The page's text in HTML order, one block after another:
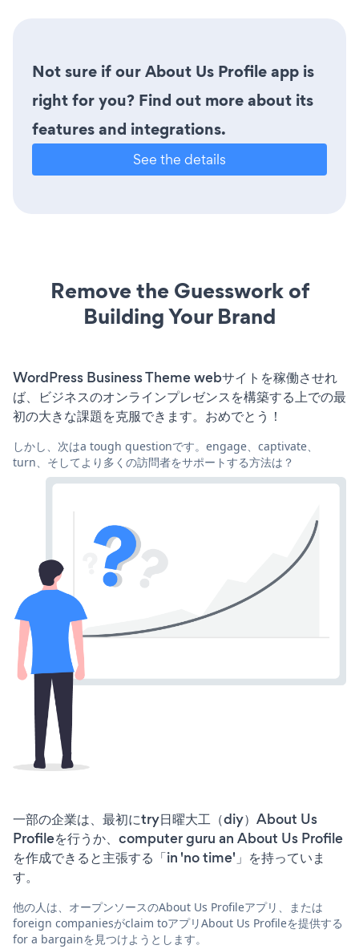
Not sure if our About Us Profile app is
right for you? Find out more about its
features and integrations.
See the details
Remove the Guesswork of
Building Your Brand
WordPress Business Theme webサイトを稼働させれ
ば、ビジネスのオンラインプレゼンスを構築する上での最
初の大きな課題を克服できます。おめでとう！
しかし、次はa tough questionです。engage、captivate、
turn、そしてより多くの訪問者をサポートする方法は？
一部の企業は、最初にtry日曜大工（diy）About Us
Profileを行うか、computer guru an About Us Profile
を作成できると主張する「in 'no time'」を持っていま
す。
他の人は、オープンソースのAbout Us Profileアプリ、または
foreign companiesがclaim toアプリAbout Us Profileを提供する
for a bargainを見つけようとします。